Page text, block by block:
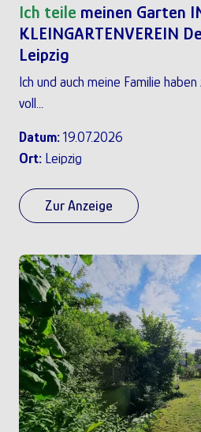
Ich teile meinen Garten
KLEINGARTENVEREIN
Leipzig
Ich und auch meine Familie
voll...
Datum: 19.07.2026
Ort: Leipzig
Zur Anzeige